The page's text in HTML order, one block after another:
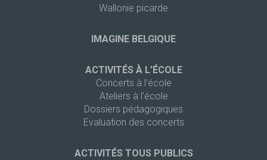
Wallonie picarde
IMAGINE BELGIQUE
ACTIVITÉS À L’ÉCOLE
Concerts à l’école
Ateliers à l’école
Dossiers pédagogiques
Evaluation des concerts
ACTIVITÉS TOUS PUBLICS